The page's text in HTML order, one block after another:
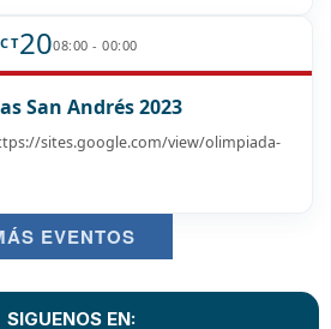
2008:00 - 00:00
San Andrés 2023
sites.google.com/view/olimpiada-
EVENTOS
SIGUENOS EN: